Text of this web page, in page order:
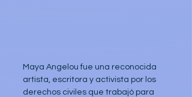
Maya Angelou fue una reconocida
artista, escritora y activista por los
derechos civiles que trabajó para